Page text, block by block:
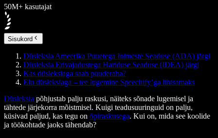
50M+ kasutajat
Sisukord
Düsleksia Ameerika Puuetega Inimeste Seaduse (ADA) järgi
Düsleksia Erivajadustega Hariduse Seaduse (IDEA) järgi
Kas düsleksiaga saab puuderaha?
Elu düsleksiaga – tee lugemine Speechify’ga lihtsamaks
Düsleksia põhjustab palju raskusi, näiteks sõnade lugemisel ja
tähtede järjekorra mõistmisel. Kuigi teadusuuringuid on palju,
küsivad paljud, kas tegu on õpiraskusega. Kui on, mida see koolide
ja töökohtade jaoks tähendab?